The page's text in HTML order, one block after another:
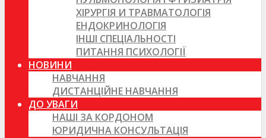
ХІРУРГІЯ И ТРАВМАТОЛОГІЯ
ЕНДОКРИНОЛОГІЯ
ІНШІ СПЕЦІАЛЬНОСТІ
ПИТАННЯ ПСИХОЛОГІЇ
НОВИНИ
НАВЧАННЯ
ДИСТАНЦІЙНЕ НАВЧАННЯ
ДО УВАГИ
НАШІ ЗА КОРДОНОМ
ЮРИДИЧНА КОНСУЛЬТАЦІЯ